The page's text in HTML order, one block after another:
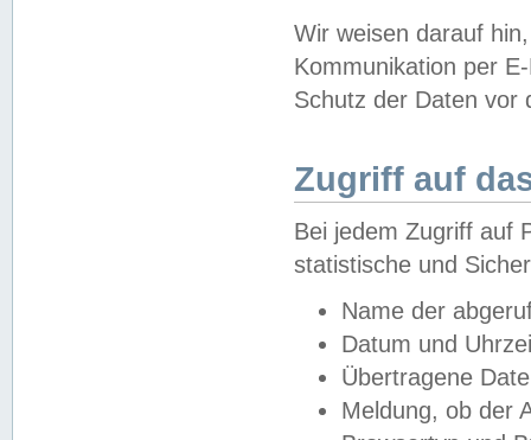
Wir weisen darauf
Kommunikation per
Schutz der Daten vor
Zugriff auf
Bei jedem Zugriff auf
statistische und
Name der
Datum und
Übertragene
Meldung, ob der